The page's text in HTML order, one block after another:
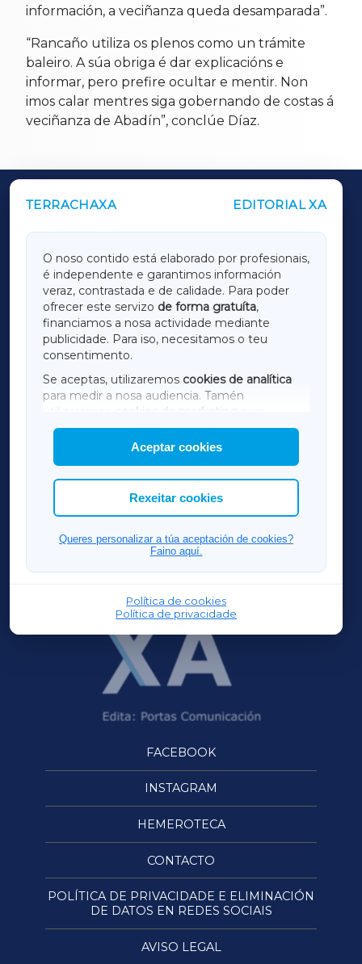
información, a veciñanza queda desamparada”.
“Rancaño utiliza os plenos como un trámite
baleiro. A súa obriga é dar explicacións e
informar, pero prefire ocultar e mentir. Non
imos calar mentres siga gobernando de costas á
veciñanza de Abadín”, conclúe Díaz.
TERRACHAXA EDITORIAL XA
O noso contido está elaborado por profesionais,
é independente e garantimos información
veraz, contrastada e de calidade. Para poder
ofrecer este servizo de forma gratuíta,
financiamos a nosa actividade mediante
publicidade. Para iso, necesitamos o teu
consentimento.
Se aceptas, utilizaremos cookies de analítica
para medir a nosa audiencia. Tamén
utilizaremos
cookies de marketing
mostrar publicidade de terceiros.
Así mesmo, podes personalizar a elección das
cookies que desexas permitir.
Aceptar cookies
Rexeitar cookies
Queres personalizar a túa aceptación de cookies?
Faino aquí.
Política de cookies
Política de privacidade
OUTROS PERIÓDICOS
LUGOXA
TERRACHAXA
AMARIÑAXA
RIBEIRASACRAXA
ACORUÑAXA
FERROLXA
OURENSEXA
FACEBOOK
INSTAGRAM
HEMEROTECA
CONTACTO
POLÍTICA DE PRIVACIDADE E ELIMINACIÓN
DE DATOS EN REDES SOCIAIS
AVISO LEGAL